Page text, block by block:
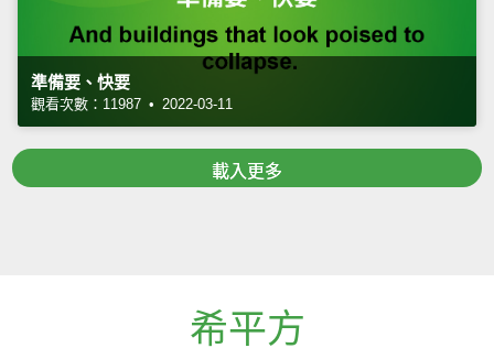
準備要、快要
觀看次數：11987 • 2022-03-11
載入更多
希平方